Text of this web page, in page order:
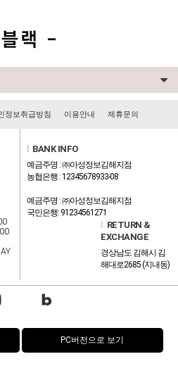
정보취급방침 이용안내 제휴문의
BANK INFO
예금주명 : ㈜아성정보김해지점
농협은행 : 12345678933-08
예금주명 : ㈜아성정보김해지점
국민은행: 91234561271
RETURN &
EXCHANGE
경상남도 김해시 김
해대로2685 (지내동)
PC버전으로 보기